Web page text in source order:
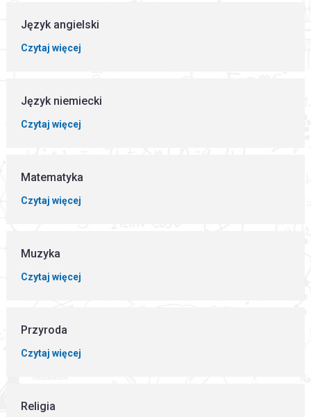
Język angielski
Czytaj więcej
Język niemiecki
Czytaj więcej
Matematyka
Czytaj więcej
Muzyka
Czytaj więcej
Przyroda
Czytaj więcej
Religia